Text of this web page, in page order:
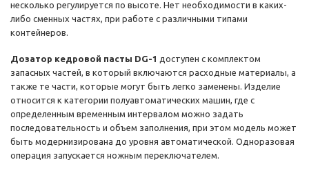
несколько регулируется по высоте. Нет необходимости в каких-
либо сменных частях, при работе с различными типами
контейнеров.
Дозатор кедровой пасты DG-1 доступен с комплектом
запасных частей, в который включаются расходные материалы, а
также те части, которые могут быть легко заменены. Изделие
относится к категории полуавтоматических машин, где с
определенным временным интервалом можно задать
последовательность и объем заполнения, при этом модель может
быть модернизирована до уровня автоматической. Одноразовая
операция запускается ножным переключателем.